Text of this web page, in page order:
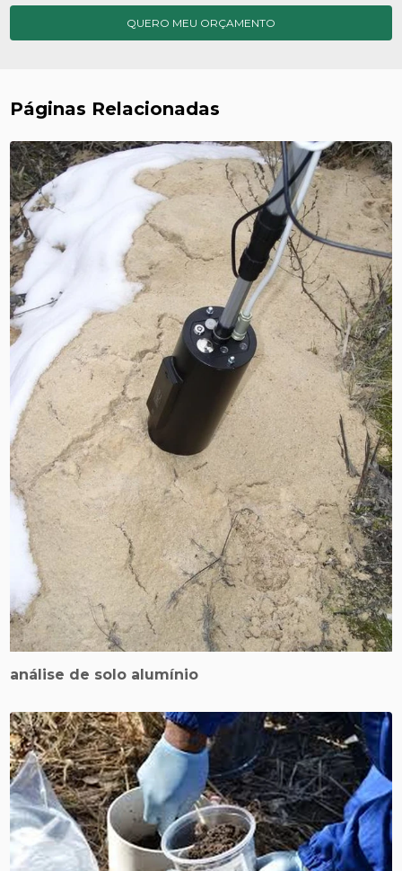
QUERO MEU ORÇAMENTO
Páginas Relacionadas
análise de solo alumínio